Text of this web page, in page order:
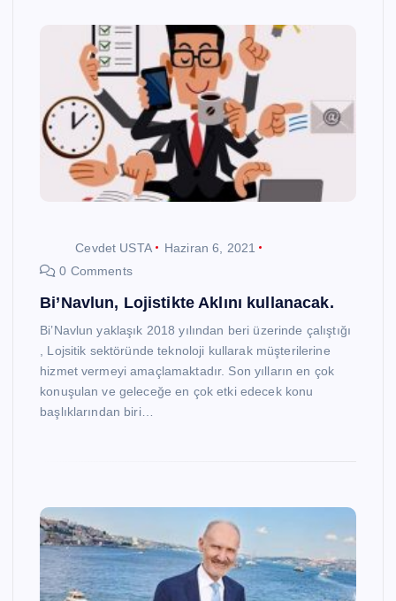
Cevdet USTA
Haziran 6, 2021
0 Comments
Bi’Navlun, Lojistikte Aklını kullanacak.
Bi’Navlun yaklaşık 2018 yılından beri üzerinde çalıştığı
, Lojsitik sektöründe teknoloji kullarak müşterilerine
hizmet vermeyi amaçlamaktadır. Son yılların en çok
konuşulan ve geleceğe en çok etki edecek konu
başlıklarından biri…